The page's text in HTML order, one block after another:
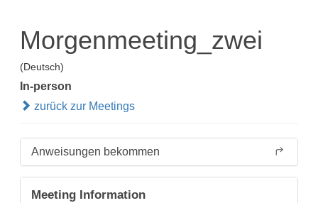
Morgenmeeting_zwei
(Deutsch)
In-person
zurück zur Meetings
Anweisungen bekommen
Meeting Information